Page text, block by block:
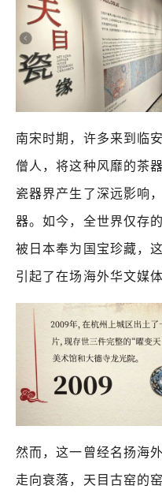
南宋时期，许多来到临
僧人，将这种风靡的茶
瓷器界产生了深远影响
器。如今，全世界仅存
被日本奉为国宝珍藏，
引起了在场海外华文媒
然而，这一曾经名扬海
走向衰落，天目古窑的